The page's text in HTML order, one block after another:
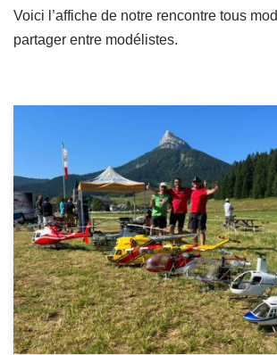
Voici l’affiche de notre rencontre tous
partager entre modélistes.